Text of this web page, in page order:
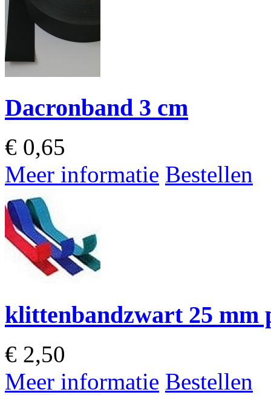
Dacronband 3 cm
€ 0,65
Meer informatie Bestellen
klittenbandzwart 25 mm
€ 2,50
Meer informatie Bestellen